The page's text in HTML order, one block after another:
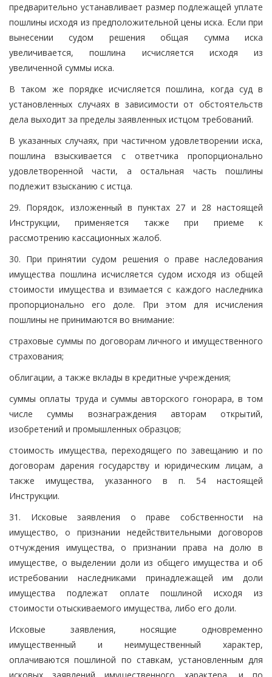
предварительно устанавливает размер подлежащей уплате
пошлины исходя из предположительной цены иска. Если при
вынесении судом решения общая сумма иска
увеличивается, пошлина исчисляется исходя из
увеличенной суммы иска.
В таком же порядке исчисляется пошлина, когда суд в
установленных случаях в зависимости от обстоятельств
дела выходит за пределы заявленных истцом требований.
В указанных случаях, при частичном удовлетворении иска,
пошлина взыскивается с ответчика пропорционально
удовлетворенной части, а остальная часть пошлины
подлежит взысканию с истца.
29. Порядок, изложенный в пунктах 27 и 28 настоящей
Инструкции, применяется также при приеме к
рассмотрению кассационных жалоб.
30. При принятии судом решения о праве наследования
имущества пошлина исчисляется судом исходя из общей
стоимости имущества и взимается с каждого наследника
пропорционально его доле. При этом для исчисления
пошлины не принимаются во внимание:
страховые суммы по договорам личного и имущественного
страхования;
облигации, а также вклады в кредитные учреждения;
суммы оплаты труда и суммы авторского гонорара, в том
числе суммы вознаграждения авторам открытий,
изобретений и промышленных образцов;
стоимость имущества, переходящего по завещанию и по
договорам дарения государству и юридическим лицам, а
также имущества, указанного в п. 54 настоящей
Инструкции.
31. Исковые заявления о праве собственности на
имущество, о признании недействительными договоров
отчуждения имущества, о признании права на долю в
имуществе, о выделении доли из общего имущества и об
истребовании наследниками принадлежащей им доли
имущества подлежат оплате пошлиной исходя из
стоимости отыскиваемого имущества, либо его доли.
Исковые заявления, носящие одновременно
имущественный и неимущественный характер,
оплачиваются пошлиной по ставкам, установленным для